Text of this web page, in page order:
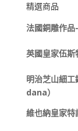
精選商品
法國銅雕作
英國皇家伍
明治芝山細
dana）
維也納皇家